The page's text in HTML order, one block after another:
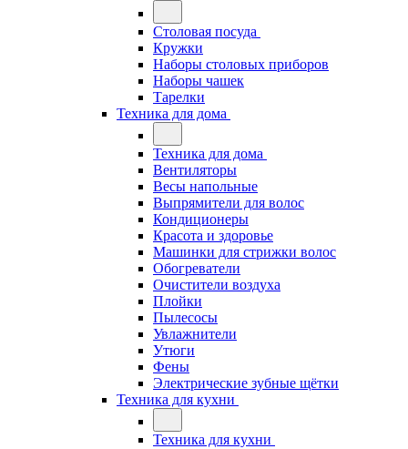
Столовая посуда
Кружки
Наборы столовых приборов
Наборы чашек
Тарелки
Техника для дома
Техника для дома
Вентиляторы
Весы напольные
Выпрямители для волос
Кондиционеры
Красота и здоровье
Машинки для стрижки волос
Обогреватели
Очистители воздуха
Плойки
Пылесосы
Увлажнители
Утюги
Фены
Электрические зубные щётки
Техника для кухни
Техника для кухни